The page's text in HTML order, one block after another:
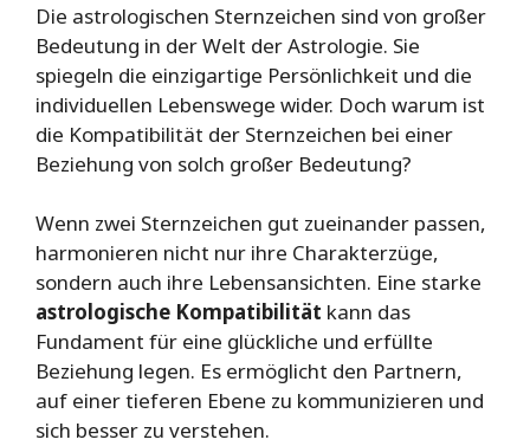
Die astrologischen Sternzeichen sind von großer
Bedeutung in der Welt der Astrologie. Sie
spiegeln die einzigartige Persönlichkeit und die
individuellen Lebenswege wider. Doch warum ist
die Kompatibilität der Sternzeichen bei einer
Beziehung von solch großer Bedeutung?
Wenn zwei Sternzeichen gut zueinander passen,
harmonieren nicht nur ihre Charakterzüge,
sondern auch ihre Lebensansichten. Eine starke
astrologische Kompatibilität kann das
Fundament für eine glückliche und erfüllte
Beziehung legen. Es ermöglicht den Partnern,
auf einer tieferen Ebene zu kommunizieren und
sich besser zu verstehen.